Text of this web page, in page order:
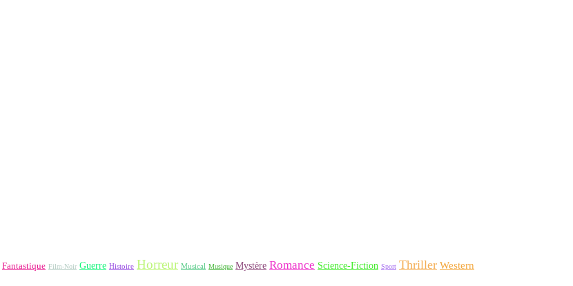
Fantastique Film-Noir Guerre Histoire Horreur Musical Musique Mystère Romance Science-Fiction Sport Thriller Western